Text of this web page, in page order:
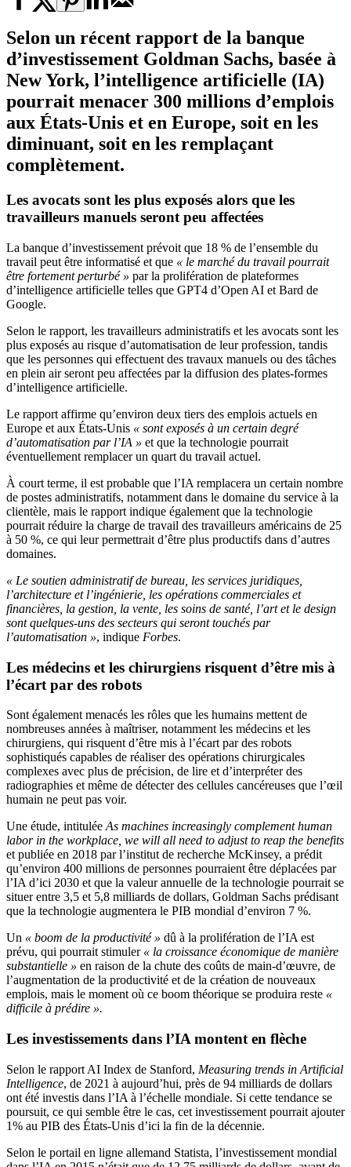
Selon un récent rapport de la banque
d’investissement Goldman Sachs, basée à
New York, l’intelligence artificielle (IA)
pourrait menacer 300 millions d’emplois
aux États-Unis et en Europe, soit en les
diminuant, soit en les remplaçant
complètement.
Les avocats sont les plus exposés alors que les
travailleurs manuels seront peu affectées
La banque d’investissement prévoit que 18 % de l’ensemble du
travail peut être informatisé et que « le marché du travail pourrait
être fortement perturbé » par la prolifération de plateformes
d’intelligence artificielle telles que GPT4 d’Open AI et Bard de
Google.
Selon le rapport, les travailleurs administratifs et les avocats sont les
plus exposés au risque d’automatisation de leur profession, tandis
que les personnes qui effectuent des travaux manuels ou des tâches
en plein air seront peu affectées par la diffusion des plates-formes
d’intelligence artificielle.
Le rapport affirme qu’environ deux tiers des emplois actuels en
Europe et aux États-Unis « sont exposés à un certain degré
d’automatisation par l’IA » et que la technologie pourrait
éventuellement remplacer un quart du travail actuel.
À court terme, il est probable que l’IA remplacera un certain nombre
de postes administratifs, notamment dans le domaine du service à la
clientèle, mais le rapport indique également que la technologie
pourrait réduire la charge de travail des travailleurs américains de 25
à 50 %, ce qui leur permettrait d’être plus productifs dans d’autres
domaines.
« Le soutien administratif de bureau, les services juridiques,
l’architecture et l’ingénierie, les opérations commerciales et
financières, la gestion, la vente, les soins de santé, l’art et le design
sont quelques-uns des secteurs qui seront touchés par
l’automatisation », indique Forbes.
Les médecins et les chirurgiens risquent d’être mis à
l’écart par des robots
Sont également menacés les rôles que les humains mettent de
nombreuses années à maîtriser, notamment les médecins et les
chirurgiens, qui risquent d’être mis à l’écart par des robots
sophistiqués capables de réaliser des opérations chirurgicales
complexes avec plus de précision, de lire et d’interpréter des
radiographies et même de détecter des cellules cancéreuses que l’œil
humain ne peut pas voir.
Une étude, intituléeAs machines increasingly complement human
labor in the workplace, we will all need to adjust to reap the benefits
et publiée en 2018 par l’institut de recherche McKinsey, a prédit
qu’environ 400 millions de personnes pourraient être déplacées par
l’IA d’ici 2030 et que la valeur annuelle de la technologie pourrait se
situer entre 3,5 et 5,8 milliards de dollars, Goldman Sachs prédisant
que la technologie augmentera le PIB mondial d’environ 7 %.
Un « boom de la productivité » dû à la prolifération de l’IA est
prévu, qui pourrait stimuler « la croissance économique de manière
substantielle » en raison de la chute des coûts de main-d’œuvre, de
l’augmentation de la productivité et de la création de nouveaux
emplois, mais le moment où ce boom théorique se produira reste «
difficile à prédire ».
Les investissements dans l’IA montent en flèche
Selon le rapport AI Index de Stanford, Measuring trends in Artificial
Intelligence, de 2021 à aujourd’hui, près de 94 milliards de dollars
ont été investis dans l’IA à l’échelle mondiale. Si cette tendance se
poursuit, ce qui semble être le cas, cet investissement pourrait ajouter
1% au PIB des États-Unis d’ici la fin de la décennie.
Selon le portail en ligne allemand Statista, l’investissement mondial